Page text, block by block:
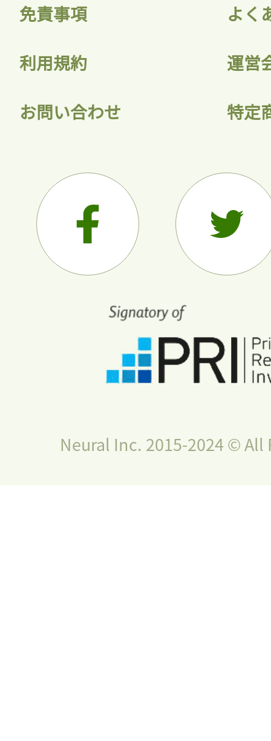
免責事項 よく
利用規約 運営
お問い合わせ 特定
Neural Inc. 2015-2024 © All